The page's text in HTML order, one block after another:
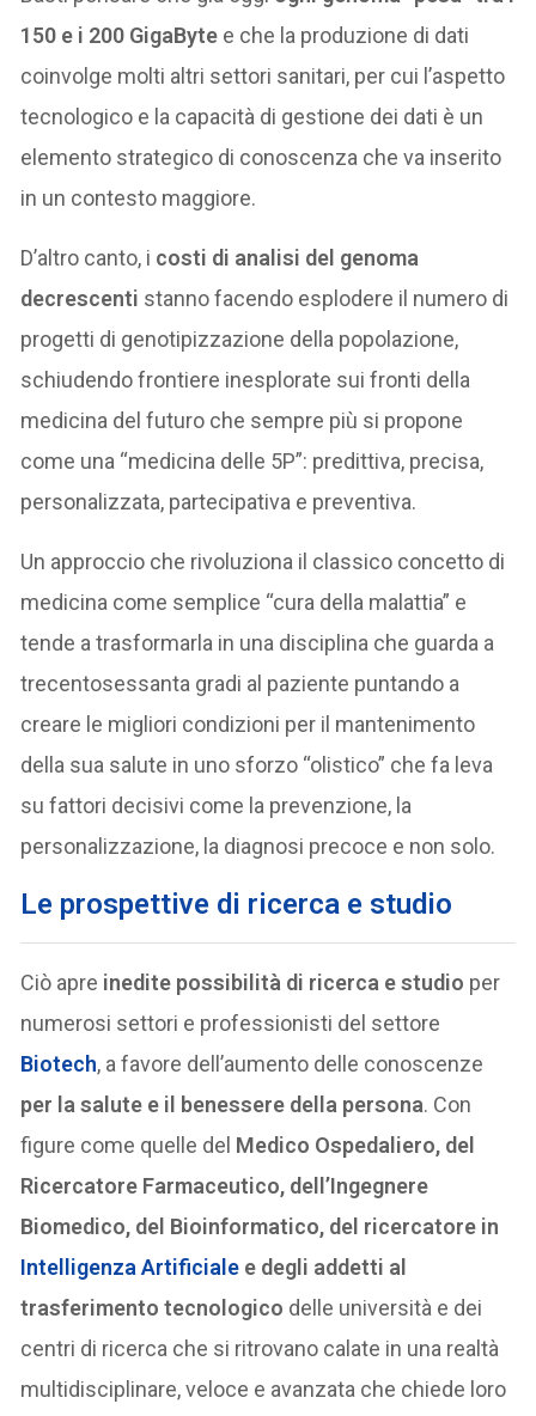
150 e i 200 GigaByte e che la produzione di dati
coinvolge molti altri settori sanitari, per cui l’aspetto
tecnologico e la capacità di gestione dei dati è un
elemento strategico di conoscenza che va inserito
in un contesto maggiore.
D’altro canto, i costi di analisi del genoma
decrescenti stanno facendo esplodere il numero di
progetti di genotipizzazione della popolazione,
schiudendo frontiere inesplorate sui fronti della
medicina del futuro che sempre più si propone
come una “medicina delle 5P”: predittiva, precisa,
personalizzata, partecipativa e preventiva.
Un approccio che rivoluziona il classico concetto di
medicina come semplice “cura della malattia” e
tende a trasformarla in una disciplina che guarda a
trecentosessanta gradi al paziente puntando a
creare le migliori condizioni per il mantenimento
della sua salute in uno sforzo “olistico” che fa leva
su fattori decisivi come la prevenzione, la
personalizzazione, la diagnosi precoce e non solo.
Le prospettive di ricerca e studio
Ciò apre inedite possibilità di ricerca e studio per
numerosi settori e professionisti del settore
Biotech, a favore dell’aumento delle conoscenze
per la salute e il benessere della persona. Con
figure come quelle del Medico Ospedaliero, del
Ricercatore Farmaceutico, dell’Ingegnere
Biomedico, del Bioinformatico, del ricercatore in
Intelligenza Artificiale e degli addetti al
trasferimento tecnologico delle università e dei
centri di ricerca che si ritrovano calate in una realtà
multidisciplinare, veloce e avanzata che chiede loro